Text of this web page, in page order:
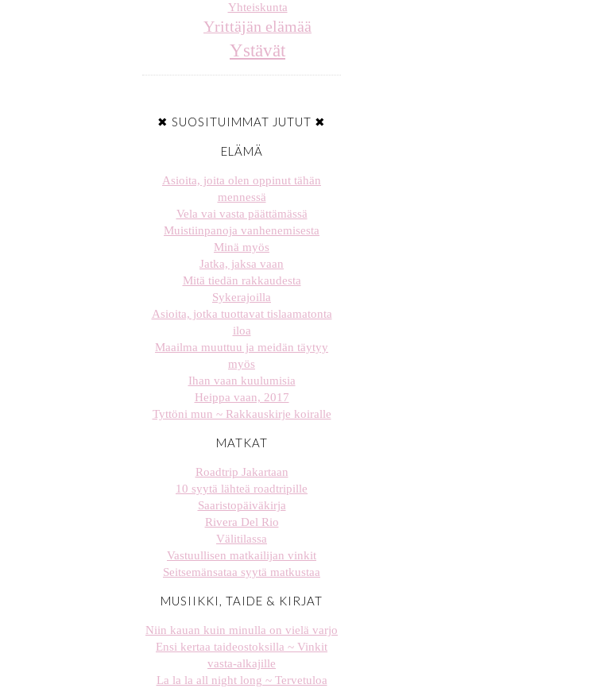
Yhteiskunta
Yrittäjän elämää
Ystävät
✖ SUOSITUIMMAT JUTUT ✖
ELÄMÄ
Asioita, joita olen oppinut tähän
mennessä
Vela vai vasta päättämässä
Muistiinpanoja vanhenemisesta
Minä myös
Jatka, jaksa vaan
Mitä tiedän rakkaudesta
Sykerajoilla
Asioita, jotka tuottavat tislaamatonta
iloa
Maailma muuttuu ja meidän täytyy
myös
Ihan vaan kuulumisia
Heippa vaan, 2017
Tyttöni mun ~ Rakkauskirje koiralle
MATKAT
Roadtrip Jakartaan
10 syytä lähteä roadtripille
Saaristopäiväkirja
Rivera Del Rio
Välitilassa
Vastuullisen matkailijan vinkit
Seitsemänsataa syytä matkustaa
MUSIIKKI, TAIDE & KIRJAT
Niin kauan kuin minulla on vielä varjo
Ensi kertaa taideostoksilla ~ Vinkit
vasta-alkajille
La la la all night long ~ Tervetuloa